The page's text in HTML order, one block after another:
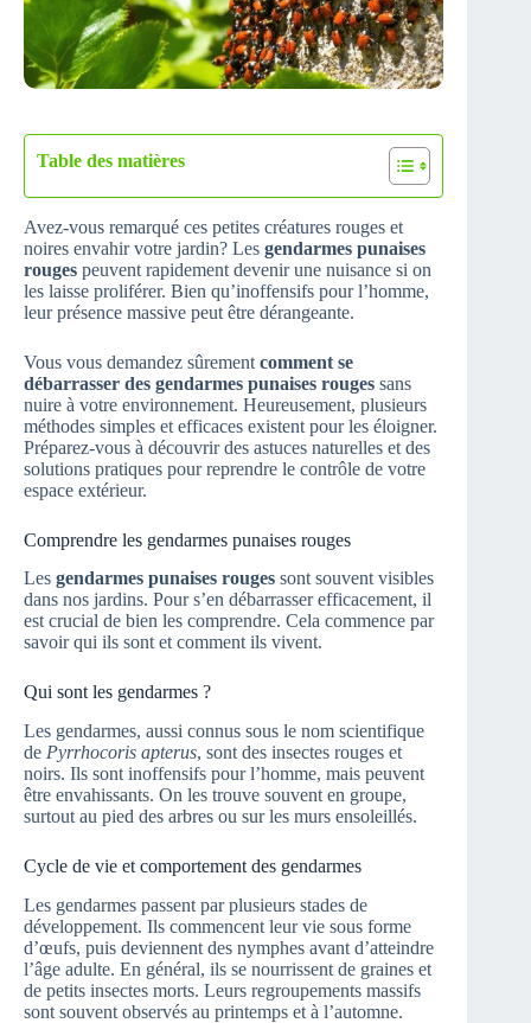
Table des matières
Avez-vous remarqué ces petites créatures rouges et
noires envahir votre jardin? Les gendarmes punaises
rouges peuvent rapidement devenir une nuisance si on
les laisse proliférer. Bien qu’inoffensifs pour l’homme,
leur présence massive peut être dérangeante.
Vous vous demandez sûrement comment se
débarrasser des gendarmes punaises rouges sans
nuire à votre environnement. Heureusement, plusieurs
méthodes simples et efficaces existent pour les éloigner.
Préparez-vous à découvrir des astuces naturelles et des
solutions pratiques pour reprendre le contrôle de votre
espace extérieur.
Comprendre les gendarmes punaises rouges
Les gendarmes punaises rouges sont souvent visibles
dans nos jardins. Pour s’en débarrasser efficacement, il
est crucial de bien les comprendre. Cela commence par
savoir qui ils sont et comment ils vivent.
Qui sont les gendarmes ?
Les gendarmes, aussi connus sous le nom scientifique
de Pyrrhocoris apterus, sont des insectes rouges et
noirs. Ils sont inoffensifs pour l’homme, mais peuvent
être envahissants. On les trouve souvent en groupe,
surtout au pied des arbres ou sur les murs ensoleillés.
Cycle de vie et comportement des gendarmes
Les gendarmes passent par plusieurs stades de
développement. Ils commencent leur vie sous forme
d’œufs, puis deviennent des nymphes avant d’atteindre
l’âge adulte. En général, ils se nourrissent de graines et
de petits insectes morts. Leurs regroupements massifs
sont souvent observés au printemps et à l’automne.